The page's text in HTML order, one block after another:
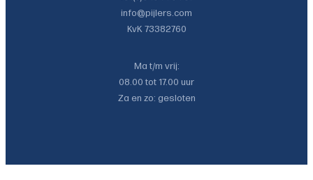
info@pijlers.com
KvK 73382760
Ma t/m vrij:
08.00 tot 17.00 uur
Za en zo: gesloten